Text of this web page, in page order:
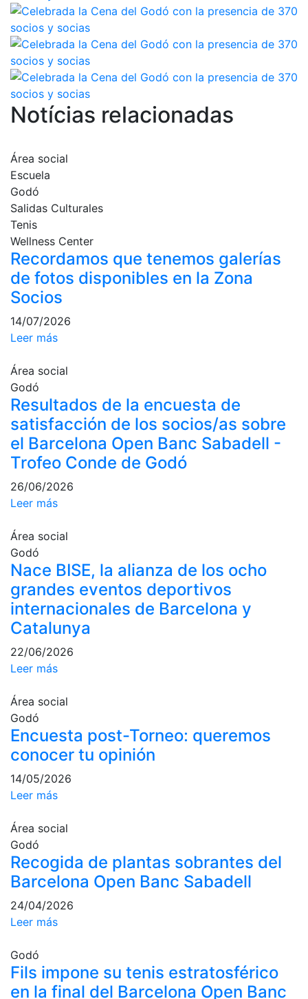
Fotos
Normativa
Pádel
Escuela de
Pádel
Campeonato
Cuadros de
juego
d'Honor
Campeonato
Social
Normativa
Otros deportes
Área social
Activitats
Socials
Salidas
culturales
Conferencias
e
Talks
Actividades
Sociales
Juegos de
mesa
Peñas del Club
Wellness Center
Servicio de
Entrenamientos
personales
Actividades
dirigidas
Piscina
Normativa
Restaurantes
Restaurante
El Snack
Casa Arilla
Bar Piscina
Patrocinio
Notícias relacionadas
Área social
Escuela
Godó
Salidas Culturales
Tenis
Wellness Center
Recordamos que tenemos galerías
de fotos disponibles en la Zona
Socios
14/07/2026
Leer más
Área social
Godó
Resultados de la encuesta de
satisfacción de los socios/as sobre
el Barcelona Open Banc Sabadell -
Trofeo Conde de Godó
26/06/2026
Leer más
Área social
Godó
Nace BISE, la alianza de los ocho
grandes eventos deportivos
internacionales de Barcelona y
Catalunya
22/06/2026
Leer más
Área social
Godó
Encuesta post-Torneo: queremos
conocer tu opinión
14/05/2026
Leer más
Área social
Godó
Recogida de plantas sobrantes del
Barcelona Open Banc Sabadell
24/04/2026
Leer más
Godó
Fils impone su tenis estratosférico
en la final del Barcelona Open Banc